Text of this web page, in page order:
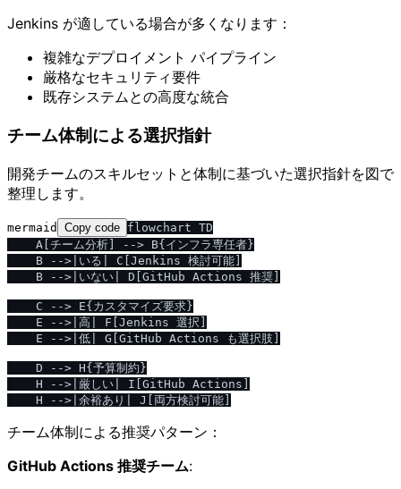
Jenkins が適している場合が多くなります：
複雑なデプロイメント パイプライン
厳格なセキュリティ要件
既存システムとの高度な統合
チーム体制による選択指針
開発チームのスキルセットと体制に基づいた選択指針を図で
整理します。
mermaid Copy code flowchart TD
    A[チーム分析] --> B{インフラ専任者}
    B -->|いる| C[Jenkins 検討可能]
    B -->|いない| D[GitHub Actions 推奨]
    C --> E{カスタマイズ要求}
    E -->|高| F[Jenkins 選択]
    E -->|低| G[GitHub Actions も選択肢]
    D --> H{予算制約}
    H -->|厳しい| I[GitHub Actions]
チーム体制による推奨パターン：
GitHub Actions 推奨チーム: